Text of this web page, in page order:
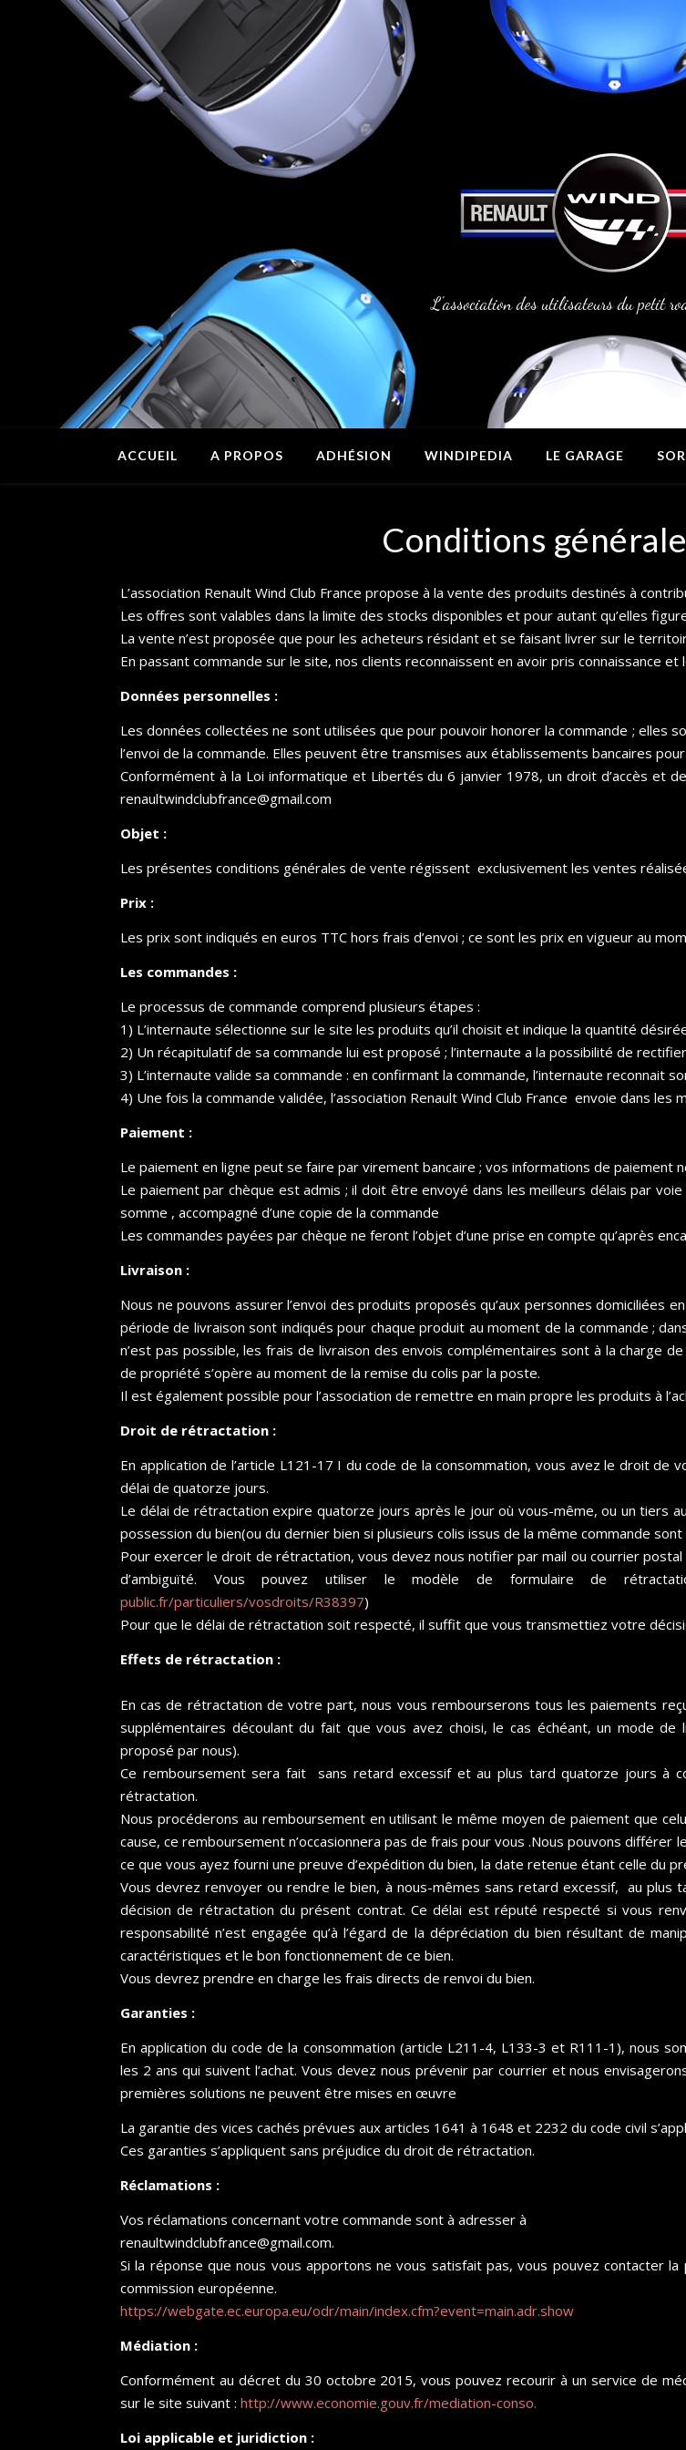
L'association des utilisateurs du petit
ACCUEIL A PROPOS ADHÉSION WINDIPEDIA LE GARAGE
Conditions
L’association Renault Wind Club France propose à la vente des produits destinés à
Les offres sont valables dans la limite des stocks disponibles et pour autant qu’elles
La vente n’est proposée que pour les acheteurs résidant et se faisant livrer sur le
En passant commande sur le site, nos clients reconnaissent en avoir pris connaissance et
Données personnelles :
Les données collectées ne sont utilisées que pour pouvoir honorer la commande ; elles
l’envoi de la commande. Elles peuvent être transmises aux établissements bancaires
Conformément à la Loi informatique et Libertés du 6 janvier 1978, un droit d’accès et
renaultwindclubfrance@gmail.com
Objet :
Les présentes conditions générales de vente régissent exclusivement les ventes
Prix :
Les prix sont indiqués en euros TTC hors frais d’envoi ; ce sont les prix en vigueur au
Les commandes :
Le processus de commande comprend plusieurs étapes :
1) L’internaute sélectionne sur le site les produits qu’il choisit et indique la quantité
2) Un récapitulatif de sa commande lui est proposé ; l’internaute a la possibilité de
3) L’internaute valide sa commande : en confirmant la commande, l’internaute reconnait
4) Une fois la commande validée, l’association Renault Wind Club France envoie dans
Paiement :
Le paiement en ligne peut se faire par virement bancaire ; vos informations de paiement
Le paiement par chèque est admis ; il doit être envoyé dans les meilleurs délais par
somme , accompagné d’une copie de la commande
Les commandes payées par chèque ne feront l’objet d’une prise en compte qu’après
Livraison :
Nous ne pouvons assurer l’envoi des produits proposés qu’aux personnes domiciliées
période de livraison sont indiqués pour chaque produit au moment de la commande ;
n’est pas possible, les frais de livraison des envois complémentaires sont à la charge
de propriété s’opère au moment de la remise du colis par la poste.
Il est également possible pour l’association de remettre en main propre les produits à
Droit de rétractation :
En application de l’article L121-17 I du code de la consommation, vous avez le droit
délai de quatorze jours.
Le délai de rétractation expire quatorze jours après le jour où vous-même, ou un tiers
possession du bien(ou du dernier bien si plusieurs colis issus de la même commande sont
Pour exercer le droit de rétractation, vous devez nous notifier par mail ou courrier
d’ambiguïté. Vous pouvez utiliser le modèle de formulaire de
public.fr/particuliers/vosdroits/R38397)
Pour que le délai de rétractation soit respecté, il suffit que vous transmettiez votre
Effets de rétractation :
En cas de rétractation de votre part, nous vous rembourserons tous les paiements
supplémentaires découlant du fait que vous avez choisi, le cas échéant, un mode
proposé par nous).
Ce remboursement sera fait sans retard excessif et au plus tard quatorze jours à
rétractation.
Nous procéderons au remboursement en utilisant le même moyen de paiement que
cause, ce remboursement n’occasionnera pas de frais pour vous .Nous pouvons différer
ce que vous ayez fourni une preuve d’expédition du bien, la date retenue étant celle du
Vous devrez renvoyer ou rendre le bien, à nous-mêmes sans retard excessif, au plus
décision de rétractation du présent contrat. Ce délai est réputé respecté si vous
responsabilité n’est engagée qu’à l’égard de la dépréciation du bien résultant de
caractéristiques et le bon fonctionnement de ce bien.
Vous devrez prendre en charge les frais directs de renvoi du bien.
Garanties :
En application du code de la consommation (article L211-4, L133-3 et R111-1), nous
les 2 ans qui suivent l’achat. Vous devez nous prévenir par courrier et nous
premières solutions ne peuvent être mises en œuvre
La garantie des vices cachés prévues aux articles 1641 à 1648 et 2232 du code civil
Ces garanties s’appliquent sans préjudice du droit de rétractation.
Réclamations :
Vos réclamations concernant votre commande sont à adresser à
renaultwindclubfrance@gmail.com.
Si la réponse que nous vous apportons ne vous satisfait pas, vous pouvez contacter
commission européenne.
https://webgate.ec.europa.eu/odr/main/index.cfm?event=main.adr.show
Médiation :
Conformément au décret du 30 octobre 2015, vous pouvez recourir à un service de
sur le site suivant : http://www.economie.gouv.fr/mediation-conso.
Loi applicable et juridiction :